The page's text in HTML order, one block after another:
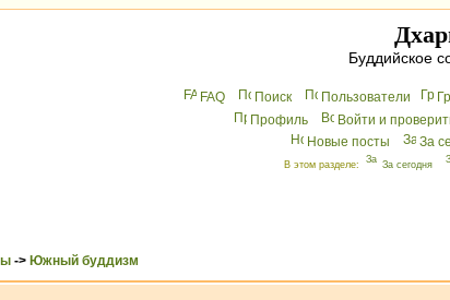
Буддийское
FAQ Поиск Пользователи
Профиль
Войти и
Новые посты
За
В этом разделе: За сегодня
-> Южный буддизм